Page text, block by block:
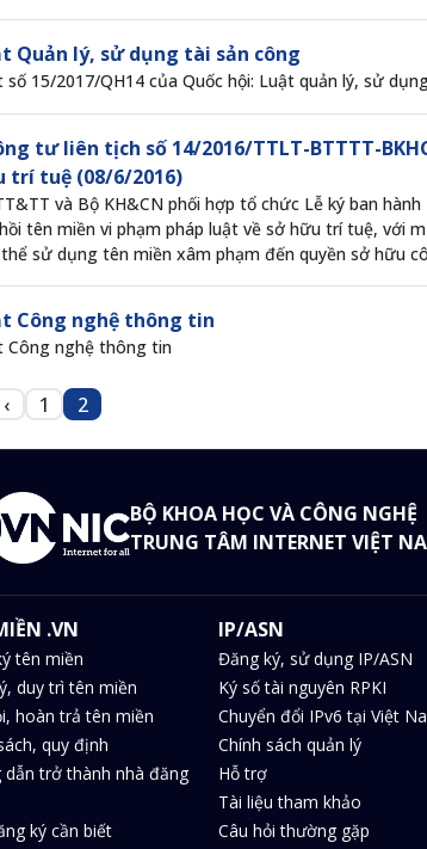
Quản lý, sử dụng tài sản công
số 15/2017/QH14 của Quốc hội: Luật quản lý, sử
tư liên tịch số 14/2016/TTLT-BTTTT-
trí tuệ (08/6/2016)
và Bộ KH&CN phối hợp tổ chức Lễ ký ban
tên miền vi phạm pháp luật về sở hữu trí tuệ, với
sử dụng tên miền xâm phạm đến quyền sở hữu
Công nghệ thông tin
Công nghệ thông tin
page
Trang trước
‹ Trang
1 Trang
2
BỘ KHOA HỌC VÀ CÔNG NGHỆ
TRUNG TÂM INTERNET VIỆT
.VN
tên miền
duy trì tên miền
hoàn trả tên miền
quy định
dẫn trở thành nhà đăng
ký cần biết
IP/ASN
Đăng ký, sử dụng IP/ASN
Ký số tài nguyên RPKI
Chuyển đổi IPv6 tại Việt
Chính sách quản lý
Hỗ trợ
Tài liệu tham khảo
Câu hỏi thường gặp